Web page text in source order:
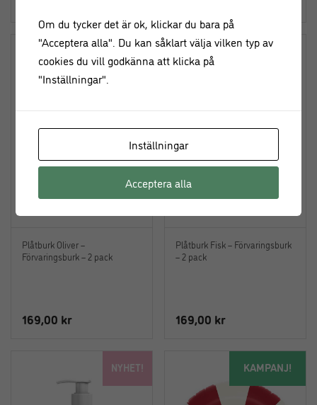
Plåtburk Oliver –
Förvaringsburk – 2 pack
169,00 kr
Plåtburk Fisk – Förvaringsburk
– 2 pack
169,00 kr
NYHET! KAMPANJ!
Om du tycker det är ok, klickar du bara på
"Acceptera alla". Du kan såklart välja vilken typ av
cookies du vill godkänna att klicka på
"Inställningar".
Inställningar
Acceptera alla